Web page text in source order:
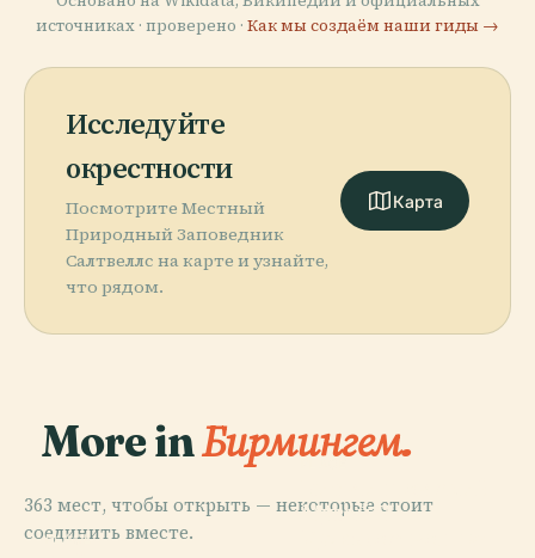
источниках · проверено · Как мы создаём наши гиды →
Исследуйте
окрестности
Посмотрите Местный
Природный Заповедник
Салтвеллс на карте и узнайте,
что рядом.
Карта
More inБирмингем.
363 мест, чтобы открыть — некоторые стоит
соединить вместе.
PLACE
Музей И
PLACE